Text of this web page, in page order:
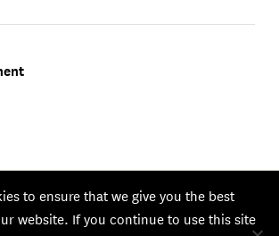
los derechos reservados.
to ensure that we give you the best
website. If you continue to use this site